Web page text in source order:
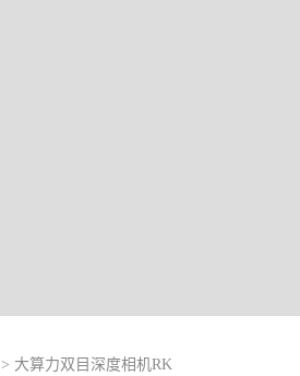
> 大算力双目深度相机RK